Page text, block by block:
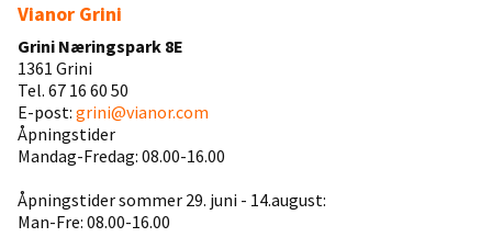
Vianor Grini
Grini Næringspark 8E
1361 Grini
Tel. 67 16 60 50
E-post: grini@vianor.com
Åpningstider
Mandag-Fredag: 08.00-16.00
Åpningstider sommer 29. juni - 14.august:
Man-Fre: 08.00-16.00